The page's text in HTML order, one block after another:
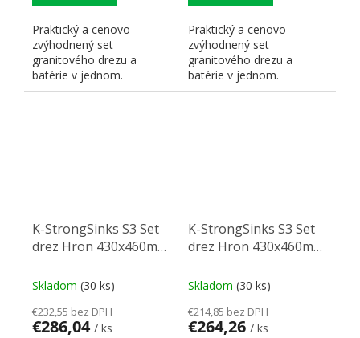
Praktický a cenovo
zvýhodnený set
granitového drezu a
batérie v jednom.
Praktický a cenovo
zvýhodnený set
granitového drezu a
batérie v jednom.
K-StrongSinks S3 Set
drez Hron 430x460mm
Stréva chróm
Skladom (30 ks)
€232,55 bez DPH
€286,04 / ks
K-StrongSinks S3 Set
drez Hron 430x460mm
Garonne chróm
Skladom (30 ks)
€214,85 bez DPH
€264,26 / ks